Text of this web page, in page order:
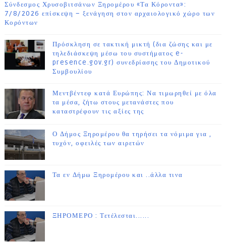
Σύνδεσμος Χρυσοβιτσάνων Ξηρομέρου «Τα Κόροντα»:
7/8/2026 επίσκεψη – ξενάγηση στον αρχαιολογικό χώρο των
Κορόντων
Πρόσκληση σε τακτική μικτή (δια ζώσης και με
τηλεδιάσκεψη μέσω του συστήματος e-
presence.gov.gr) συνεδρίασης του Δημοτικού
Συμβουλίου
Μεντβέντεφ κατά Ευρώπης: Να τιμωρηθεί με όλα
τα μέσα, ζήτω στους μετανάστες που
καταστρέφουν τις αξίες της
Ο Δήμος Ξηρομέρου θα τηρήσει τα νόμιμα για ,
τυχόν, οφειλές των αιρετών
Τα εν Δήμω Ξηρομέρου και ..άλλα τινα
ΞΗΡΟΜΕΡΟ : Τετέλεσται......